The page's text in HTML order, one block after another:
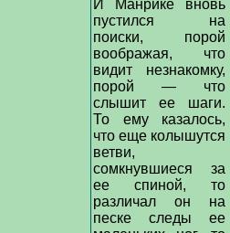
И Манрике вновь
пустился на
поиски, порой
воображая, что
видит незнакомку,
порой — что
слышит ее шаги.
То ему казалось,
что еще колышутся
ветви,
сомкнувшиеся за
ее спиной, то
различал он на
песке следы ее